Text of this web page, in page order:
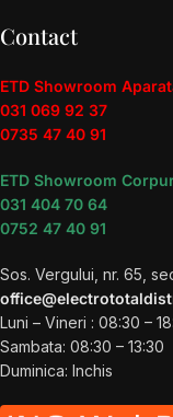
Contact
ETD Showroom
031 069 92 37
0735 47 40 91
ETD Showroom
031 404 70 64
0752 47 40 91
Sos. Vergului, nr. 65,
Luni – Vineri : 08:30 –
Sambata: 08:30 – 13:30
Duminica: Inchis